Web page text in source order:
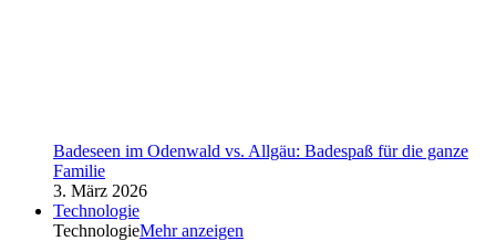
Badeseen im Odenwald vs. Allgäu: Badespaß für die ganze
Familie
3. März 2026
Technologie
TechnologieMehr anzeigen